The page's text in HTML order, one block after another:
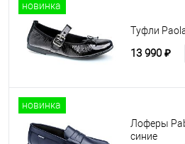
новинка
Туфли
13 990 ₽
новинка
Лоферы
синие